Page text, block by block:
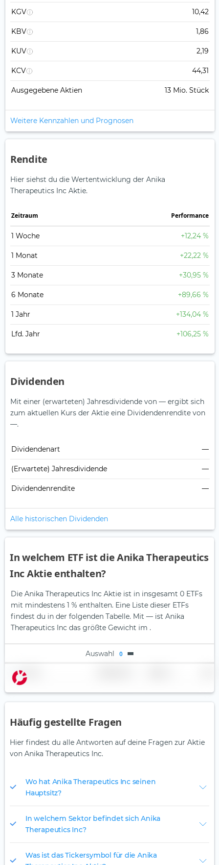
KGV 10,42
KBV 1,86
KUV 2,19
KCV 44,31
Ausgegebene Aktien 13 Mio. Stück
Weitere Kennzahlen und Prognosen
Rendite
Hier siehst du die Wertentwicklung der Anika
Therapeutics Inc Aktie.
Zeitraum Perfor­mance
1 Woche +12,24 %
1 Monat +22,22 %
3 Monate +30,95 %
6 Monate +89,66 %
1 Jahr +134,04 %
Lfd. Jahr +106,25 %
Dividenden
Mit einer (erwarteten) Jahresdividende von — ergibt sich
zum aktuellen Kurs der Aktie eine Dividendenrendite von
—.
Dividendenart —
(Erwartete) Jahresdividende —
Dividendenrendite —
Alle historischen Dividenden
In welchem ETF ist die Anika Therapeutics
Inc Aktie enthalten?
Die Anika Therapeutics Inc Aktie ist in insgesamt 0 ETFs
mit mindestens 1 % enthalten. Eine Liste dieser ETFs
findest du in der folgenden Tabelle. Mit — ist Anika
Therapeutics Inc das größte Gewicht im .
Auswahl 0
Name
Häufig gestellte Fragen
Hier findest du alle Antworten auf deine Fragen zur Aktie
von Anika Therapeutics Inc.
Wo hat Anika Therapeutics Inc seinen
Hauptsitz?
In welchem Sektor befindet sich Anika
Therapeutics Inc?
Was ist das Tickersymbol für die Anika